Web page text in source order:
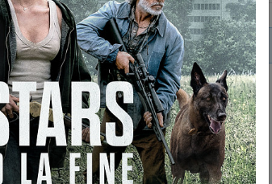
Non ci sono spettacoli legati a questo evento.